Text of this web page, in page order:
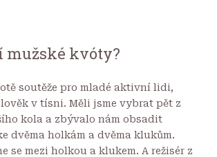
mužské kvóty?
soutěže pro mladé aktivní lidi,
v tísni. Měli jsme vybrat pět z
kola a zbývalo nám obsadit
dvěma holkám a dvěma klukům.
se mezi holkou a klukem. A režisér z